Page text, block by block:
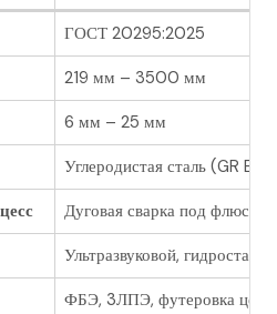
ГОСТ 20295:2025
219 мм – 3500 мм
6 мм – 25 мм
Углеродистая сталь (GR B,
Дуговая сварка под флюсом
Ультразвуковой,
ФБЭ, 3ЛПЭ, футеровка